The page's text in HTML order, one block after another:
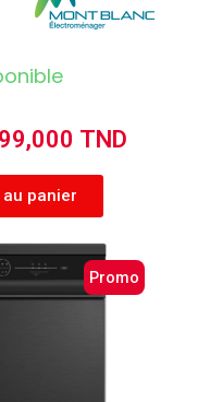
TND
panier
Promo